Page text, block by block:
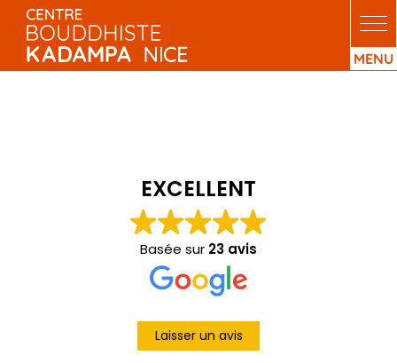
Passer
contenu
EXCELLENT
Basée sur 23 avis
Laisser un avis